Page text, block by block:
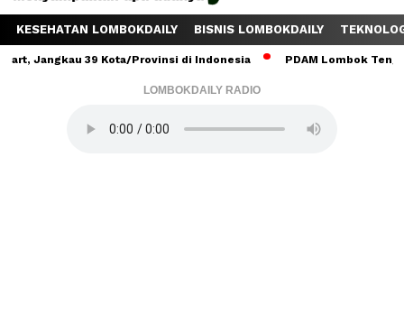
KESEHATAN LOMBOKDAILY BISNIS LOMBOKDAILY
39 Kota/Provinsi di Indonesia PDAM Lombok Tengah
LOMBOKDAILY RADIO